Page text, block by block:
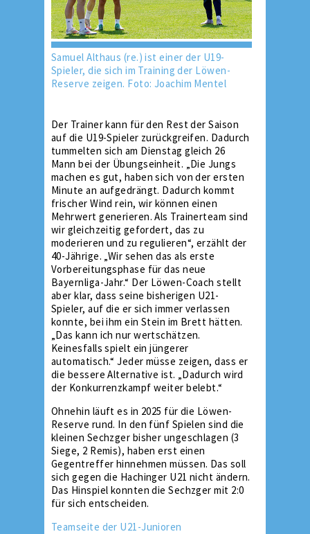
Samuel Althaus (re.) ist einer der U19-
Spieler, die sich im Training der Löwen-
Reserve zeigen. Foto: Joachim Mentel
Der Trainer kann für den Rest der Saison
auf die U19-Spieler zurückgreifen. Dadurch
tummelten sich am Dienstag gleich 26
Mann bei der Übungseinheit. „Die Jungs
machen es gut, haben sich von der ersten
Minute an aufgedrängt. Dadurch kommt
frischer Wind rein, wir können einen
Mehrwert generieren. Als Trainerteam sind
wir gleichzeitig gefordert, das zu
moderieren und zu regulieren“, erzählt der
40-Jährige. „Wir sehen das als erste
Vorbereitungsphase für das neue
Bayernliga-Jahr.“ Der Löwen-Coach stellt
aber klar, dass seine bisherigen U21-
Spieler, auf die er sich immer verlassen
konnte, bei ihm ein Stein im Brett hätten.
„Das kann ich nur wertschätzen.
Keinesfalls spielt ein jüngerer
automatisch.“ Jeder müsse zeigen, dass er
die bessere Alternative ist. „Dadurch wird
der Konkurrenzkampf weiter belebt.“
Ohnehin läuft es in 2025 für die Löwen-
Reserve rund. In den fünf Spielen sind die
kleinen Sechzger bisher ungeschlagen (3
Siege, 2 Remis), haben erst einen
Gegentreffer hinnehmen müssen. Das soll
sich gegen die Hachinger U21 nicht ändern.
Das Hinspiel konnten die Sechzger mit 2:0
für sich entscheiden.
Teamseite der U21-Junioren